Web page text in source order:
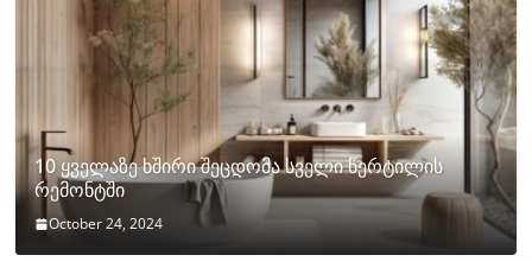
10 ყველაზე ხშირი შეცდომა სველი წერტილის
რემონტში
October 24, 2024